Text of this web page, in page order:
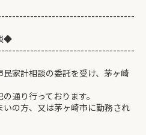
◆
家計相談の委託を受け、茅ヶ崎
通り行っております。
の方、又は茅ヶ崎市に勤務され